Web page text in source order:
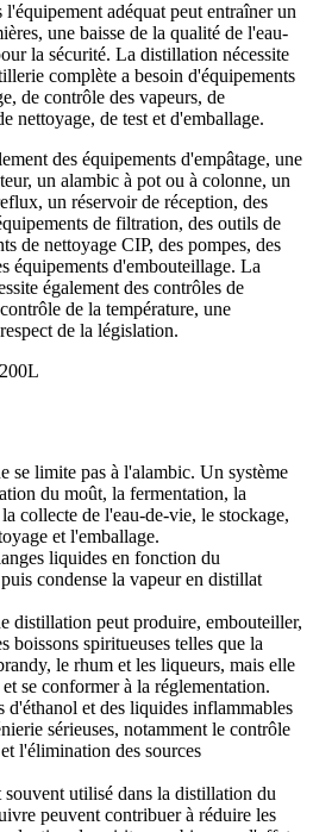
adéquat peut entraîner un
une baisse de la qualité de l'eau-
la sécurité. La distillation nécessite
complète a besoin d'équipements
de contrôle des vapeurs, de
nettoyage, de test et d'emballage.
des équipements d'empâtage, une
un alambic à pot ou à colonne, un
un réservoir de réception, des
de filtration, des outils de
de nettoyage CIP, des pompes, des
équipements d'embouteillage. La
également des contrôles de
de la température, une
de la législation.
se limite pas à l'alambic. Un système
du moût, la fermentation, la
collecte de l'eau-de-vie, le stockage,
et l'emballage.
liquides en fonction du
condense la vapeur en distillat
distillation peut produire, embouteiller,
boissons spiritueuses telles que la
le rhum et les liqueurs, mais elle
se conformer à la réglementation.
d'éthanol et des liquides inflammables
sérieuses, notamment le contrôle
l'élimination des sources
utilisé dans la distillation du
peuvent contribuer à réduire les